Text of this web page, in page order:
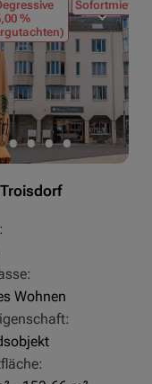
%
Sofortmiete
Wohnen